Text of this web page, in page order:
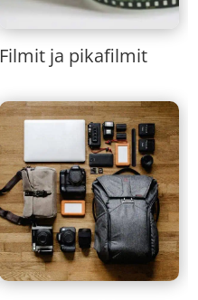
Filmit ja pikafilmit